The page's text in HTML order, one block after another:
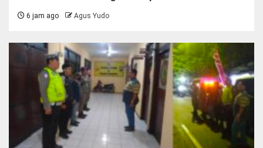
6 jam ago Agus Yudo